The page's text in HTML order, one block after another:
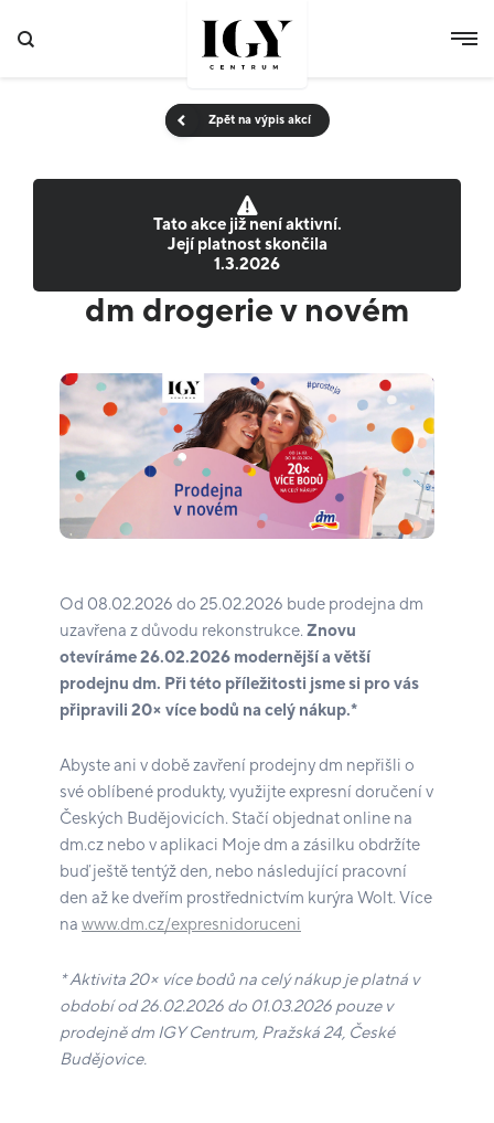
Zpět na výpis akcí
Tato akce již není aktivní.
Její platnost skončila
1.3.2026
dm drogerie v novém
Od 08.02.2026 do 25.02.2026 bude prodejna dm
uzavřena z důvodu rekonstrukce.Znovu
otevíráme 26.02.2026 modernější a větší
prodejnu dm. Při této příležitosti jsme si pro vás
připravili 20× více bodů na celý nákup.*
Abyste ani v době zavření prodejny dm nepřišli o
své oblíbené produkty, využijte expresní doručení v
Českých Budějovicích. Stačí objednat online na
dm.cz nebo v aplikaci Moje dm a zásilku obdržíte
buď ještě tentýž den, nebo následující pracovní
den až ke dveřím prostřednictvím kurýra Wolt. Více
na www.dm.cz/expresnidoruceni
* Aktivita 20× více bodů na celý nákup je platná v
období od 26.02.2026 do 01.03.2026 pouze v
prodejně dm IGY Centrum, Pražská 24, České
Budějovice.